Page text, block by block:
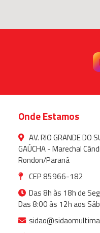
Onde Estamos
AV. RIO GRANDE DO
GAÚCHA - Marechal
Rondon/Paraná
CEP 85966-182
Das 8h às 18h de
Das 8:00 às 12h aos